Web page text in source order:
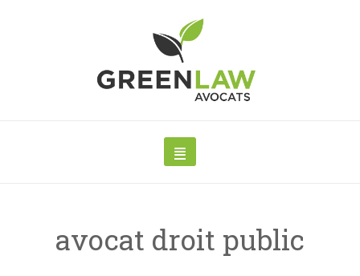
avocat droit public